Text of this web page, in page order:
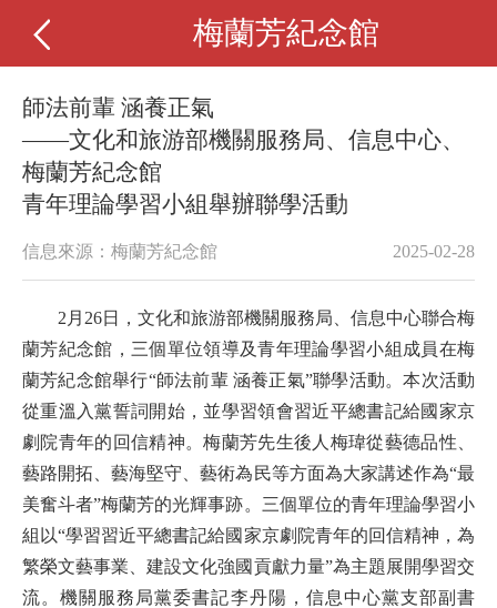
梅蘭芳紀念館
師法前輩 涵養正氣
——文化和旅游部機關服務局、信息中心、
梅蘭芳紀念館
青年理論學習小組舉辦聯學活動
信息來源：梅蘭芳紀念館 2025-02-28
2月26日，文化和旅游部機關服務局、信息中心聯合梅
蘭芳紀念館，三個單位領導及青年理論學習小組成員在梅
蘭芳紀念館舉行“師法前輩 涵養正氣”聯學活動。本次活動
從重溫入黨誓詞開始，並學習領會習近平總書記給國家京
劇院青年的回信精神。梅蘭芳先生後人梅瑋從藝德品性、
藝路開拓、藝海堅守、藝術為民等方面為大家講述作為“最
美奮斗者”梅蘭芳的光輝事跡。三個單位的青年理論學習小
組以“學習習近平總書記給國家京劇院青年的回信精神，為
繁榮文藝事業、建設文化強國貢獻力量”為主題展開學習交
流。機關服務局黨委書記李丹陽，信息中心黨支部副書